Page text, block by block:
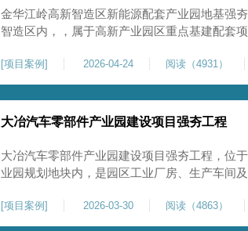
金华江岭高新智造区新能源配套产业园地基强
智造区内，，属于高新产业园区重点基建配套
区新建建设用地，原始场地土质松散、土层固
载力偏弱。新能源产业园厂房及配套设施对
[项目案例 ] 2026-04-24 阅读（4931）
大冶汽车零部件产业园建设项目强夯工程
大冶汽车零部件产业园建设项目强夯工程，位
业园规划地块内，是园区工业厂房、生产车间
散、土质均匀性较差、土体固结度不足，天然
生产厂房对地基平整度、整体刚度、沉降控
[项目案例 ] 2026-03-30 阅读（4863）